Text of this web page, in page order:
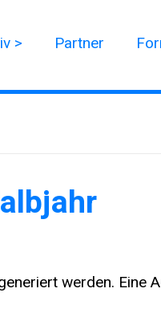
> Partner
werden. Eine